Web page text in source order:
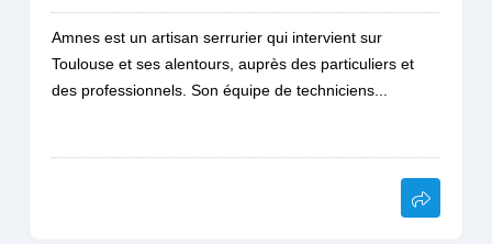
Amnes est un artisan serrurier qui intervient sur
Toulouse et ses alentours, auprès des particuliers et
des professionnels. Son équipe de techniciens...